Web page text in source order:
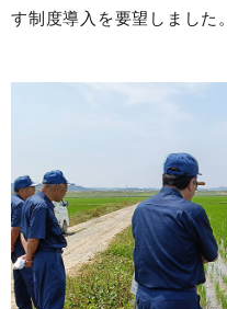
す制度導入を要望しました。